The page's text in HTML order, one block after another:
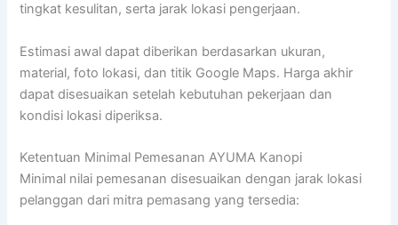
tingkat kesulitan, serta jarak lokasi pengerjaan.
Estimasi awal dapat diberikan berdasarkan ukuran,
material, foto lokasi, dan titik Google Maps. Harga akhir
dapat disesuaikan setelah kebutuhan pekerjaan dan
kondisi lokasi diperiksa.
Ketentuan Minimal Pemesanan AYUMA Kanopi
Minimal nilai pemesanan disesuaikan dengan jarak lokasi
pelanggan dari mitra pemasang yang tersedia: